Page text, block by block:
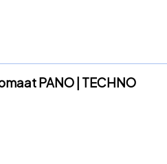
PANO | TECHNO